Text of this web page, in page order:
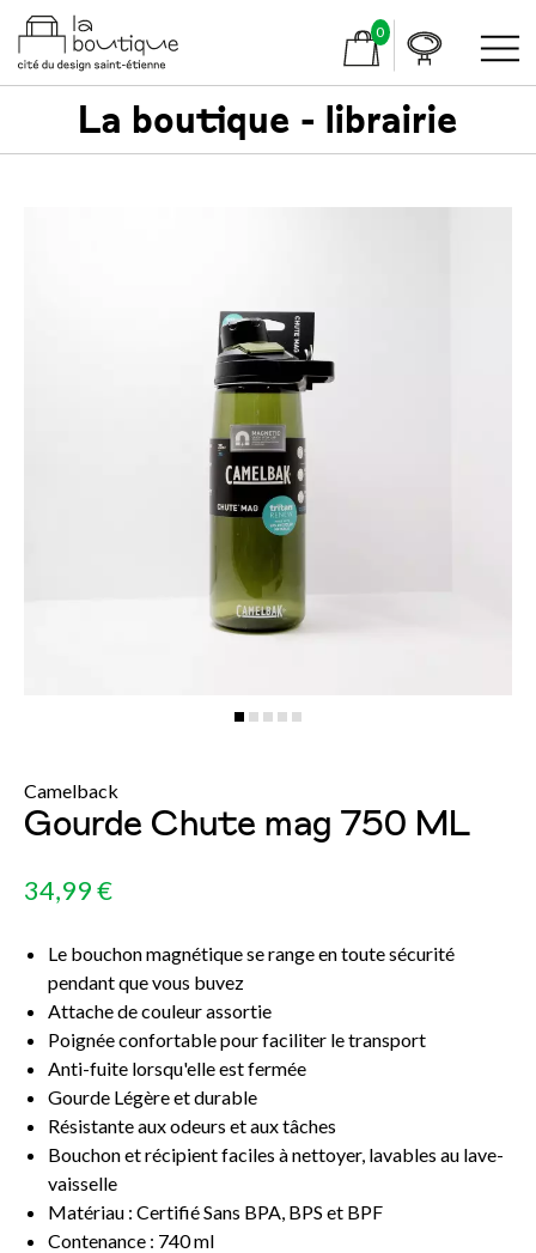
0
La boutique - librairie
Camelback
Gourde Chute mag 750 ML
34,99 €
Le bouchon magnétique se range en toute sécurité
pendant que vous buvez
Attache de couleur assortie
Poignée confortable pour faciliter le transport
Anti-fuite lorsqu'elle est fermée
Gourde Légère et durable
Résistante aux odeurs et aux tâches
Bouchon et récipient faciles à nettoyer, lavables au lave-
vaisselle
Matériau : Certifié Sans BPA, BPS et BPF
Contenance : 740 ml